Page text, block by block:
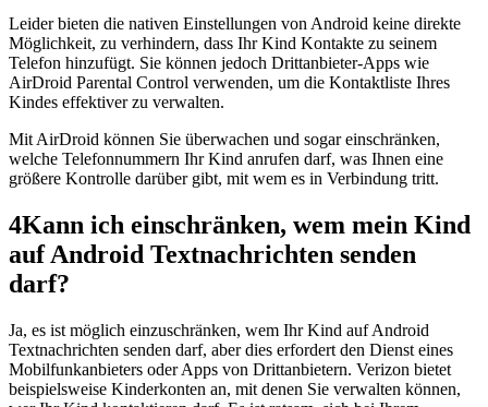
Leider bieten die nativen Einstellungen von Android keine direkte
Möglichkeit, zu verhindern, dass Ihr Kind Kontakte zu seinem
Telefon hinzufügt. Sie können jedoch Drittanbieter-Apps wie
AirDroid Parental Control verwenden, um die Kontaktliste Ihres
Kindes effektiver zu verwalten.
Mit AirDroid können Sie überwachen und sogar einschränken,
welche Telefonnummern Ihr Kind anrufen darf, was Ihnen eine
größere Kontrolle darüber gibt, mit wem es in Verbindung tritt.
4Kann ich einschränken, wem mein Kind
auf Android Textnachrichten senden
darf?
Ja, es ist möglich einzuschränken, wem Ihr Kind auf Android
Textnachrichten senden darf, aber dies erfordert den Dienst eines
Mobilfunkanbieters oder Apps von Drittanbietern. Verizon bietet
beispielsweise Kinderkonten an, mit denen Sie verwalten können,